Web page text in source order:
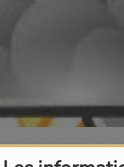
- 1583